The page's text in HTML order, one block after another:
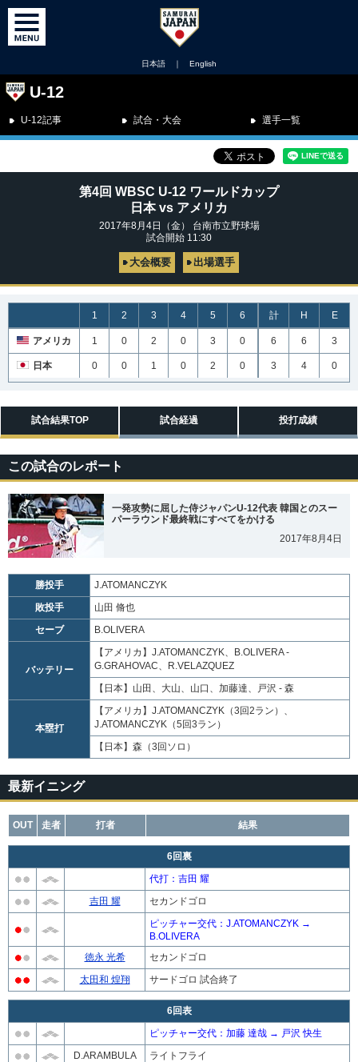
日本語 ｜ English
U-12
U-12記事 試合・大会 選手一覧
第4回 WBSC U-12 ワールドカップ
日本 vs アメリカ
2017年8月4日（金） 台南市立野球場
試合開始 11:30
大会概要 出場選手
1 2 3 4 5 6 計 H E
アメリカ 1 0 2 0 3 0 6 6 3
日本 0 0 1 0 2 0 3 4 0
試合結果TOP 試合経過 投打成績
この試合のレポート
一発攻勢に屈した侍ジャパンU-12代表 韓国とのスー
パーラウンド最終戦にすべてをかける
2017年8月4日
勝投手
J.ATOMANCZYK
敗投手
山田 脩也
セーブ
B.OLIVERA
バッテリー
【アメリカ】 J.ATOMANCZYK、B.OLIVERA -
G.GRAHOVAC、R.VELAZQUEZ
【日本】 山田、大山、山口、加藤達、戸沢 - 森
本塁打
【アメリカ】 J.ATOMANCZYK（3回2ラン）、
J.ATOMANCZYK（5回3ラン）
【日本】森（3回ソロ）
最新イニング
OUT 走者 打者 結果
6回裏
代打：吉田 耀
吉田 耀
セカンドゴロ
ピッチャー交代：J.ATOMANCZYK →
B.OLIVERA
徳永 光希
セカンドゴロ
太田和 煌翔
サードゴロ 試合終了
6回表
ピッチャー交代：加藤 達哉 → 戸沢 快生
D.ARAMBULA
ライトフライ